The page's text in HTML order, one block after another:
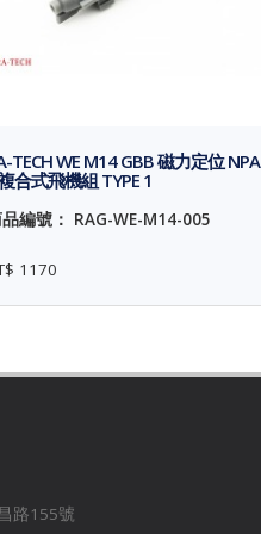
TECH WE M14 GBB 磁力定位 NPA
合式飛機組 TYPE 1
編號： RAG-WE-M14-005
1170
路155號